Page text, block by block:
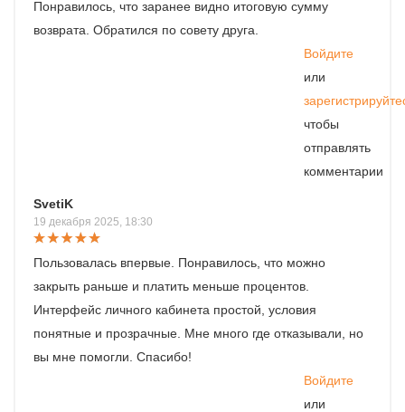
Понравилось, что заранее видно итоговую сумму
возврата. Обратился по совету друга.
Войдите
или
чтобы
отправлять
комментарии
SvetiK
19 декабря 2025, 18:30
Пользовалась впервые. Понравилось, что можно
закрыть раньше и платить меньше процентов.
Интерфейс личного кабинета простой, условия
понятные и прозрачные. Мне много где отказывали, но
вы мне помогли. Спасибо!
Войдите
или